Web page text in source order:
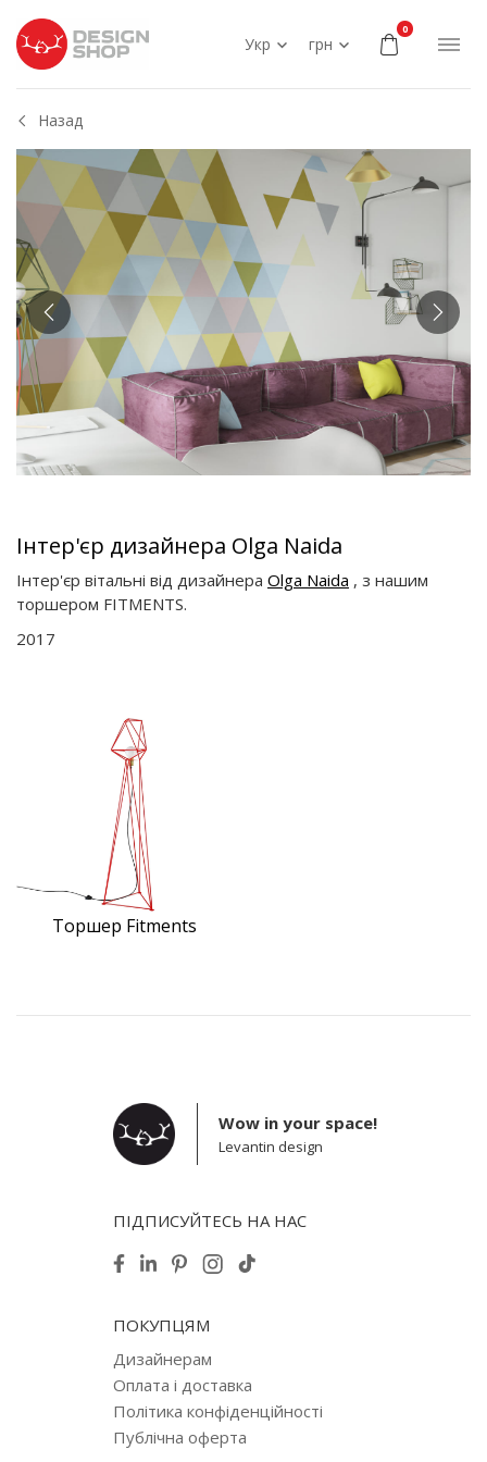
Укр грн
0
Назад
Інтер'єр дизайнера Olga Naida
Інтер'єр вітальні від дизайнера Olga Naida , з нашим
торшером FITMENTS.
2017
Торшер Fitments
Wow in your space!
Levantin design
ПІДПИСУЙТЕСЬ НА НАС
ПОКУПЦЯМ
Дизайнерам
Оплата і доставка
Політика конфіденційності
Публічна оферта